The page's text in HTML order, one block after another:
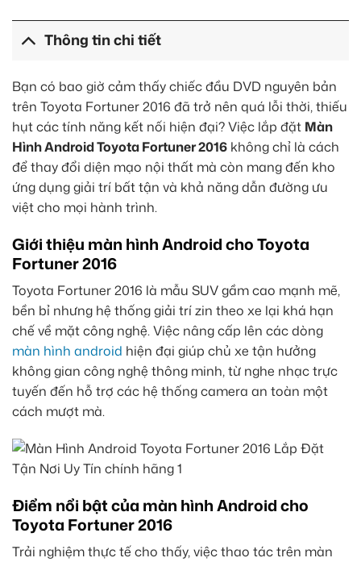
Thông tin chi tiết
Bạn có bao giờ cảm thấy chiếc đầu DVD nguyên bản
trên Toyota Fortuner 2016 đã trở nên quá lỗi thời, thiếu
hụt các tính năng kết nối hiện đại? Việc lắp đặt Màn
Hình Android Toyota Fortuner 2016 không chỉ là cách
để thay đổi diện mạo nội thất mà còn mang đến kho
ứng dụng giải trí bất tận và khả năng dẫn đường ưu
việt cho mọi hành trình.
Giới thiệu màn hình Android cho Toyota
Fortuner 2016
Toyota Fortuner 2016 là mẫu SUV gầm cao mạnh mẽ,
bền bỉ nhưng hệ thống giải trí zin theo xe lại khá hạn
chế về mặt công nghệ. Việc nâng cấp lên các dòng
màn hình android hiện đại giúp chủ xe tận hưởng
không gian công nghệ thông minh, từ nghe nhạc trực
tuyến đến hỗ trợ các hệ thống camera an toàn một
cách mượt mà.
Điểm nổi bật của màn hình Android cho
Toyota Fortuner 2016
Trải nghiệm thực tế cho thấy, việc thao tác trên màn